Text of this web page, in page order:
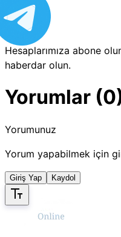
Hesaplarımıza abone
haberdar olun.
Yorumlar
Yorumunuz
Yorum yapabilmek için
Giriş Yap Kaydol